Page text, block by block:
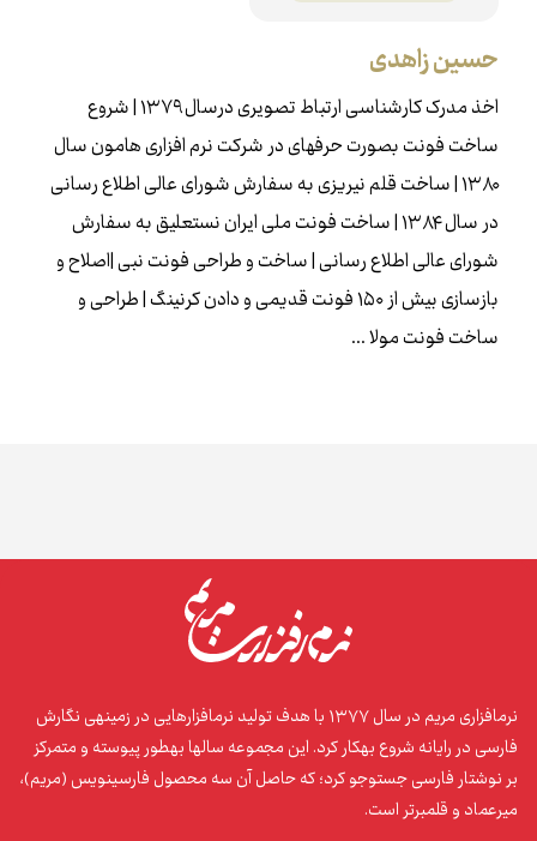
حسین زاهدی
اخذ مدرک کارشناسی ارتباط تصویری درسال ۱۳۷۹ | شروع
ساخت فونت بصورت حرفه‌ای در شرکت نرم افزاری هامون سال
۱۳۸۰ | ساخت قلم نیریزی به سفارش شورای عالی اطلاع رسانی
در سال ۱۳۸۴ | ساخت فونت ملی ایران نستعلیق به سفارش
شورای عالی اطلاع رسانی | ساخت و طراحی فونت نبی |اصلاح و
بازسازی بيش از ۱۵۰ فونت قديمی و دادن كرنينگ | طراحی و
ساخت فونت مولا ...
نرم‌افزاری مریم در سال ۱۳۷۷ با هدف تولید نرم‌افزارهایی در زمینه‌ی نگارش
فارسی در رایانه شروع به‌کار کرد. این مجموعه سال‌ها به‌طور پیوسته و متمرکز
بر نوشتار فارسی جست‌وجو کرد؛ که حاصل آن سه محصول فارسی‌نویس (مریم)،
میرعماد و قلم‌برتر است.